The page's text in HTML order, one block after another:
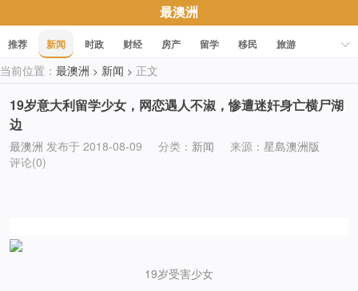
最澳洲
推荐 新闻 时政 财经 房产 留学 移民
旅游
科技
职场 美食 文化
当前位置： 最澳洲 > 新闻 > 正文
19岁意大利留学少女，网恋遇人不淑，惨遭迷奸身亡横尸湖
边
最澳洲 发布于 2018-08-09 分类： 新闻 来源： 星島澳洲版
评论(0)
19岁受害少女